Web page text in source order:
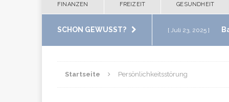
FINANZEN FREIZEIT GESUNDHEIT
SCHON GEWUSST? [ Juli 23, 2025 ]
im eigenen
Startseite Persönlichkeitsstörung